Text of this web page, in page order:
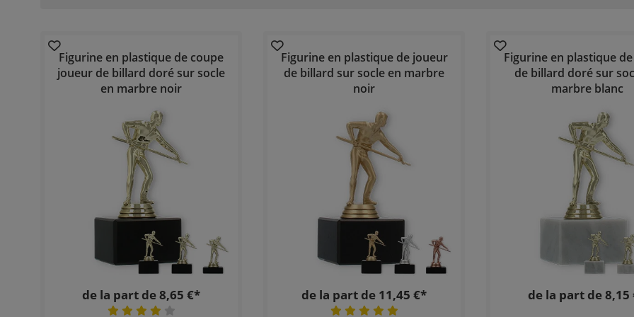
Figurine en plastique de coupe
joueur de billard doré sur socle
en marbre noir
de la part de 8,65 €*
Figurine en plastique de joueur
de billard sur socle en marbre
noir
de la part de 11,45 €*
Figurine en plastique
de billard doré sur
marbre blanc
de la part de 8,15